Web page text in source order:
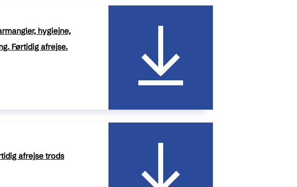
hygiejne,
Førtidig afrejse.
afrejse trods